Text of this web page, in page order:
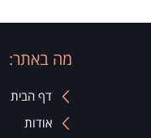
מה באתר:
דף הבית
אודות